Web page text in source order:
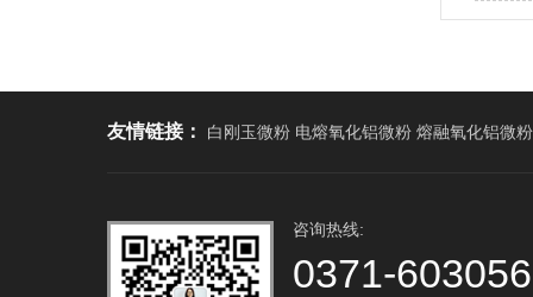
友情链接： 白刚玉微粉 电熔氧化铝微粉 熔融氧化铝微粉
咨询热线:
0371-